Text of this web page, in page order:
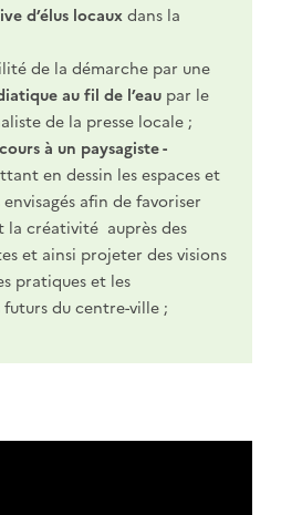
d’élus locaux dans la
de la démarche par une
au fil de l’eau par le
de la presse locale ;
à un paysagiste -
en dessin les espaces et
afin de favoriser
la créativité auprès des
et ainsi projeter des visions
pratiques et les
futurs du centre-ville ;